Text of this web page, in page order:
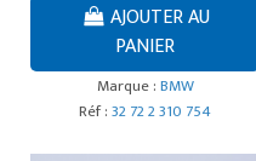
AJOUTER AU
PANIER
Marque :BMW
Réf :32 72 2 310 754